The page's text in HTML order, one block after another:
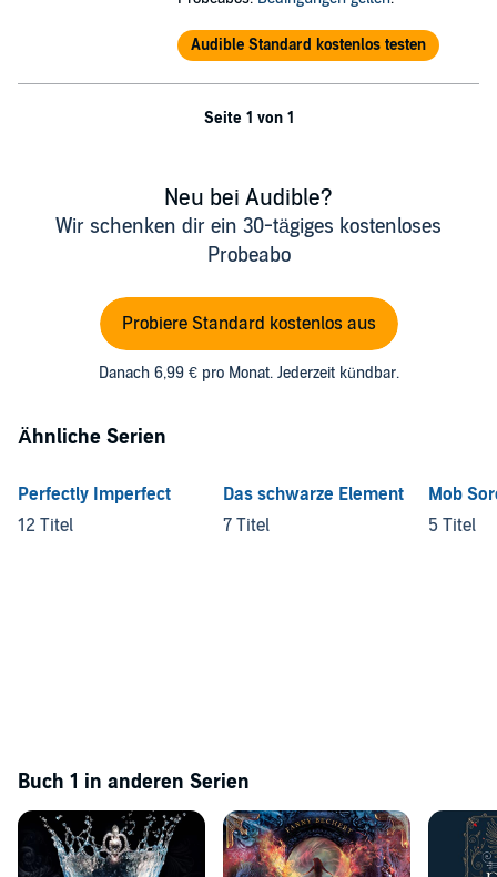
Audible Standard kostenlos testen
Seite 1 von 1
Neu bei Audible?
Wir schenken dir ein 30-tägiges kostenloses
Probeabo
Probiere Standard kostenlos aus
Danach 6,99 € pro Monat. Jederzeit kündbar.
Ähnliche Serien
Perfectly Imperfect
12 Titel
Das schwarze Element
7 Titel
Mob
5 Titel
Buch 1 in anderen Serien